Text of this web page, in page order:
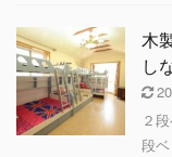
木
し
２
段